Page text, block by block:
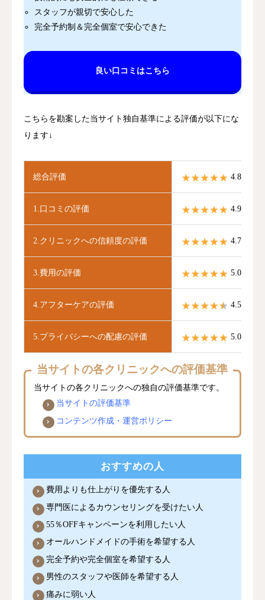
スタッフが親切で安心した
完全予約制＆完全個室で安心できた
良い口コミはこちら
こちらを勘案した当サイト独自基準による評価が以下にな
ります↓
総合評価 4.8 / 5.0
1.口コミの評価 4.9 / 5.0
2.クリニックへの信頼度の評価 4.7 / 5.0
3.費用の評価 5.0 / 5.0
4.アフターケアの評価 4.5 / 5.0
5.プライバシーへの配慮の評価 5.0 / 5.0
当サイトの各クリニックへの評価基準
当サイトの各クリニックへの独自の評価基準です。
当サイトの評価基準
コンテンツ作成・運営ポリシー
おすすめの人
費用よりも仕上がりを優先する人
専門医によるカウンセリングを受けたい人
55％OFFキャンペーンを利用したい人
オールハンドメイドの手術を希望する人
完全予約や完全個室を希望する人
男性のスタッフや医師を希望する人
痛みに弱い人